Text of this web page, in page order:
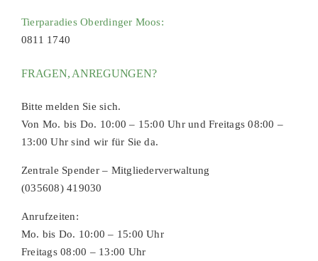
Tierparadies Oberdinger Moos:
0811 1740
FRAGEN, ANREGUNGEN?
Bitte melden Sie sich.
Von Mo. bis Do. 10:00 – 15:00 Uhr und Freitags 08:00 –
13:00 Uhr sind wir für Sie da.
Zentrale Spender – Mitgliederverwaltung
(035608) 419030
Anrufzeiten:
Mo. bis Do. 10:00 – 15:00 Uhr
Freitags 08:00 – 13:00 Uhr